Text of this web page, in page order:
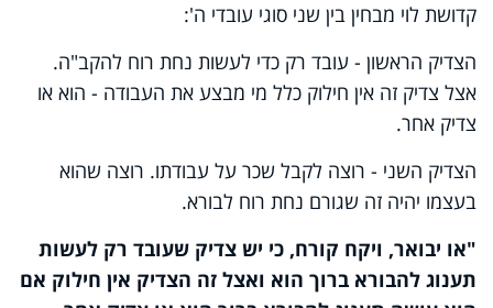
קדושת לוי מבחין בין שני סוגי עובדי ה':
הצדיק הראשון - עובד רק כדי לעשות נחת רוח להקב"ה.
אצל צדיק זה אין חילוק כלל מי מבצע את העבודה - הוא או
צדיק אחר.
הצדיק השני - רוצה לקבל שכר על עבודתו. רוצה שהוא
בעצמו יהיה זה שגורם נחת רוח לבורא.
"או יבואר, ויקח קורח, כי יש צדיק שעובד רק לעשות
תענוג להבורא ברוך הוא ואצל זה הצדיק אין חילוק אם